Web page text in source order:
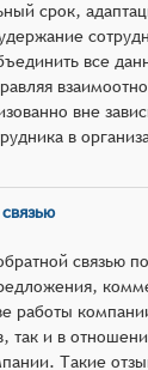
срок,
все
вне
в
связью
работы
так и в
Такие